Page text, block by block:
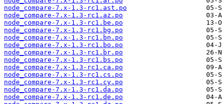
node_compare-7.x-1.3-rc1.ast.po
node_compare-7.x-1.3-rc1.az.po
node_compare-7.x-1.3-rc1.be.po
node_compare-7.x-1.3-rc1.bg.po
node_compare-7.x-1.3-rc1.bn.po
node_compare-7.x-1.3-rc1.bo.po
node_compare-7.x-1.3-rc1.br.po
node_compare-7.x-1.3-rc1.bs.po
node_compare-7.x-1.3-rc1.ca.po
node_compare-7.x-1.3-rc1.cs.po
node_compare-7.x-1.3-rc1.cy.po
node_compare-7.x-1.3-rc1.da.po
node_compare-7.x-1.3-rc1.de.po